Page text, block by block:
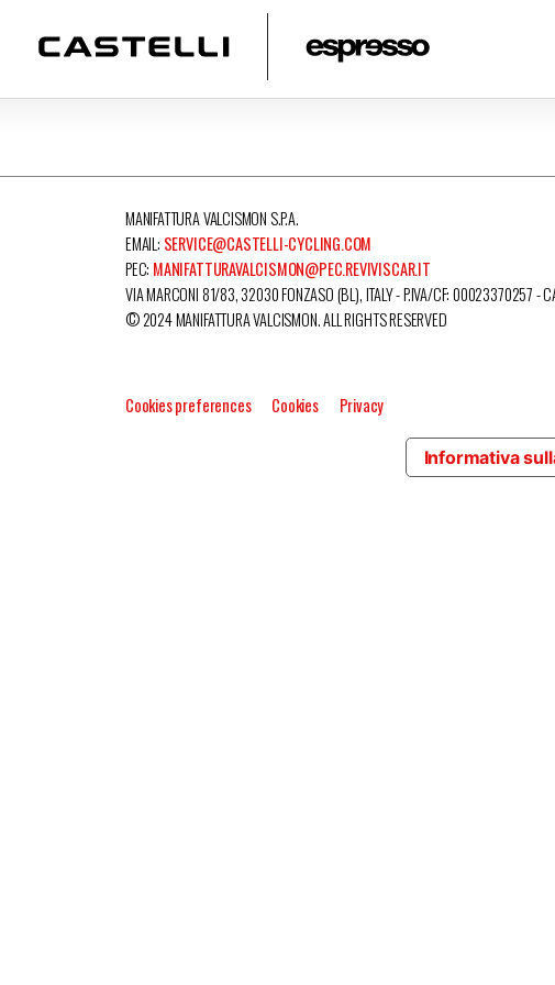
MANIFATTURA VALCISMON S.P.A.
EMAIL: SERVICE@CASTELLI-CYCLING.COM
PEC: MANIFATTURAVALCISMON@PEC.REVIVISCAR.IT
VIA MARCONI 81/83, 32030 FONZASO (BL), ITALY - P.IVA/CF: 00023370257 -
© 2024 MANIFATTURA VALCISMON. ALL RIGHTS RESERVED
Cookies preferences Cookies Privacy
Informativa